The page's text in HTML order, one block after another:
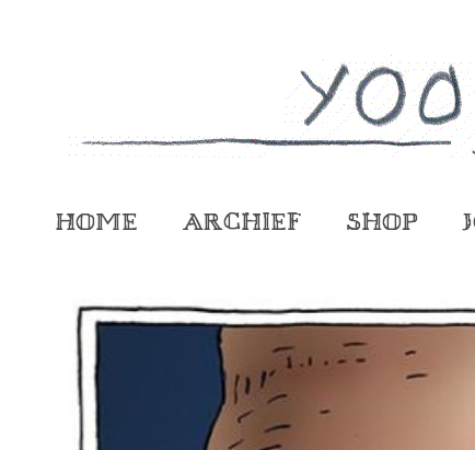
Home Archief Shop